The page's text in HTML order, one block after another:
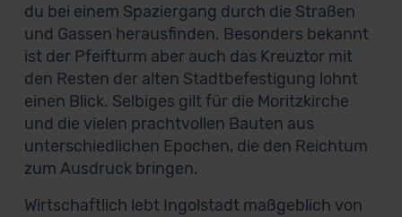
du bei einem Spaziergang durch die Straßen
und Gassen herausfinden. Besonders bekannt
ist der Pfeifturm aber auch das Kreuztor mit
den Resten der alten Stadtbefestigung lohnt
einen Blick. Selbiges gilt für die Moritzkirche
und die vielen prachtvollen Bauten aus
unterschiedlichen Epochen, die den Reichtum
zum Ausdruck bringen.
Wirtschaftlich lebt Ingolstadt maßgeblich von